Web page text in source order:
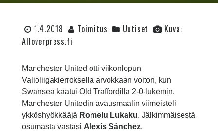
1.4.2018 Toimitus Uutiset
Kuva:
Alloverpress.fi
Manchester United otti viikonlopun
Valioliigakierroksella arvokkaan voiton, kun
Swansea kaatui Old Traffordilla 2-0-lukemin.
Manchester Unitedin avausmaalin viimeisteli
ykköshyökkääjä Romelu Lukaku. Jälkimmäisestä
osumasta vastasi Alexis Sánchez.